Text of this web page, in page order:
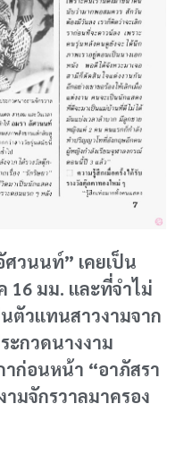
ศวนนท์” เคยเป็น
16 มม. และที่จำไม่
ตัวแทนสาวงามจาก
ะกวดนางงาม
าก่อนหน้า “อาภัสรา
มจักรวาลมาครอง